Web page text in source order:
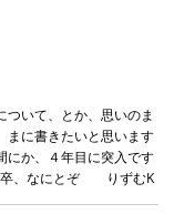
いて、とか、思いのま
まに書きたいと思います
にか、４年目に突入です
、なにとぞ りずむK